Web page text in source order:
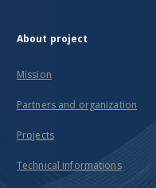
About project
Mission
Partners and organization
Projects
Technical informations